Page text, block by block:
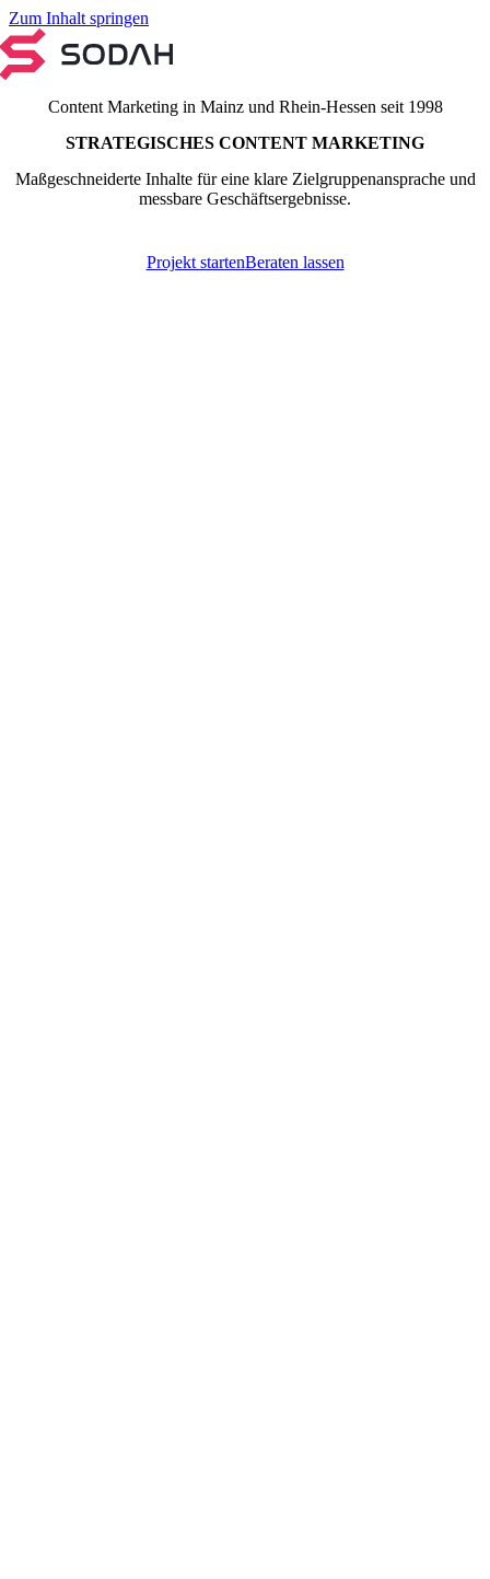
Zum Inhalt springen
Content Marketing in Mainz und Rhein-Hessen seit 1998
STRATEGISCHES CONTENT MARKETING
Maßgeschneiderte Inhalte für eine klare Zielgruppenansprache und
messbare Geschäftsergebnisse.
Projekt startenBeraten lassen